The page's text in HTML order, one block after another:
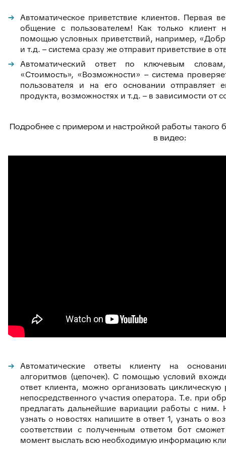
Автоматическое приветствие клиентов. Первая
общение с пользователем! Как только клиент
помощью условных приветствий, например,
и т.д. – система сразу же отправит приветствие в
Автоматический ответ по ключевым
«Стоимость», «Возможности» – система
пользователя и на его основании отправляет
продукта, возможностях и т.д. – в зависимости
Подробнее с примером и настройкой работы такого
в видео:
Автоматические ответы клиенту на
алгоритмов (цепочек). С помощью условий
ответ клиента, можно организовать
непосредственного участия оператора. Т.е. при
предлагать дальнейшие вариации работы с ним.
узнать о новостях напишите в ответ 1, узнать о
соответствии с полученным ответом бот
момент выслать всю необходимую информацию